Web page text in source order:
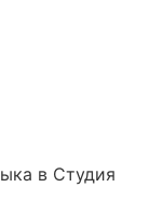
в Студия